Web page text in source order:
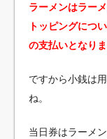
ラーメンはラー
トッピングにつ
の支払いとなりま
ですから小銭は
ね。
当日券はラーメ